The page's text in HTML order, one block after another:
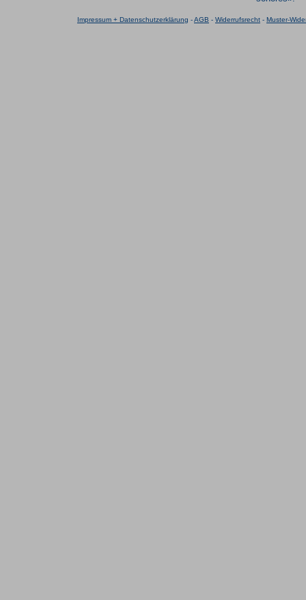
Impressum + Datenschutzerklärung -AGB - Widerrufsrecht - Muster-